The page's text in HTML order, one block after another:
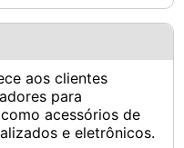
aos clientes
para
acessórios de
e eletrônicos.